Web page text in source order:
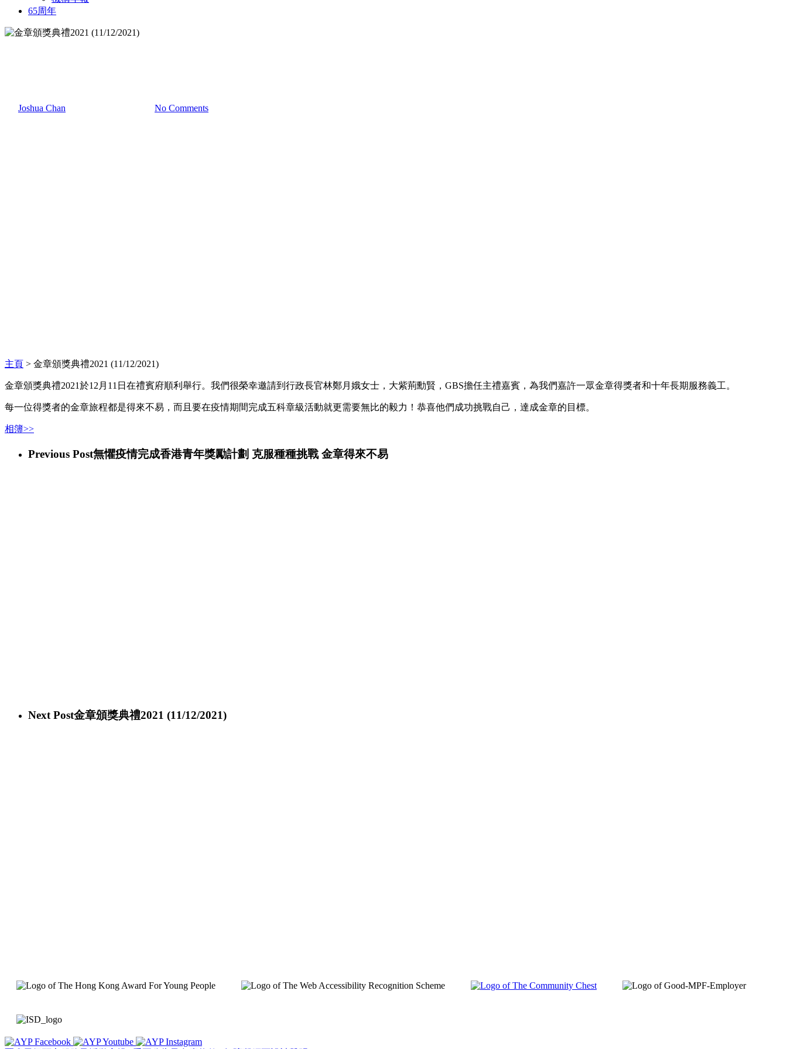
65周年
Joshua Chan No Comments
主頁 > 金章頒獎典禮2021 (11/12/2021)
金章頒獎典禮2021於12月11日在禮賓府順利舉行。我們很榮幸邀請到行政長官林鄭月娥女士，大紫荊勳賢，GBS擔任主禮嘉賓，為我們嘉許一眾金章得獎者和十年長期服務義工。
每一位得獎者的金章旅程都是得來不易，而且要在疫情期間完成五科章級活動就更需要無比的毅力！恭喜他們成功挑戰自己，達成金章的目標。
相簿>>
Previous Post無懼疫情完成香港青年獎勵計劃 克服種種挑戰 金章得來不易
Next Post金章頒獎典禮2021 (11/12/2021)